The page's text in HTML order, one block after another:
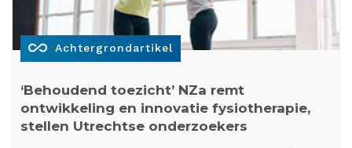
all_inclusive Achtergrondartikel
‘Behoudend toezicht’ NZa remt
ontwikkeling en innovatie fysiotherapie,
stellen Utrechtse onderzoekers